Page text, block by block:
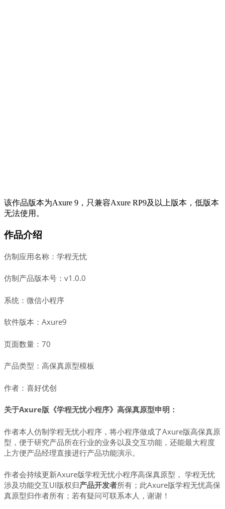
该作品版本为Axure 9，只兼容Axure RP9及以上版本，低版本
无法使用。
作品介绍
仿制应用名称：学程无忧
仿制产品版本号：v1.0.0
系统：微信小程序
软件版本：Axure9
页面数量：70
产品类型：高保真原型模板
作者：喜好优创
关于Axure版《学程无忧小程序》高保真原型申明：
作者本人仿制学程无忧小程序，将小程序做成了Axure版高保真原
型，便于研究产品所在行业的业务以及交互功能，还能最大程度
上方便产品经理直接进行产品功能演示。
作者会持续更新Axure版学程无忧小程序高保真原型， 学程无忧
涉及功能交互UI版权归产品开发者所有；此Axure版学程无忧高保
真原型归作者所有；若有疑问可联系本人，谢谢！